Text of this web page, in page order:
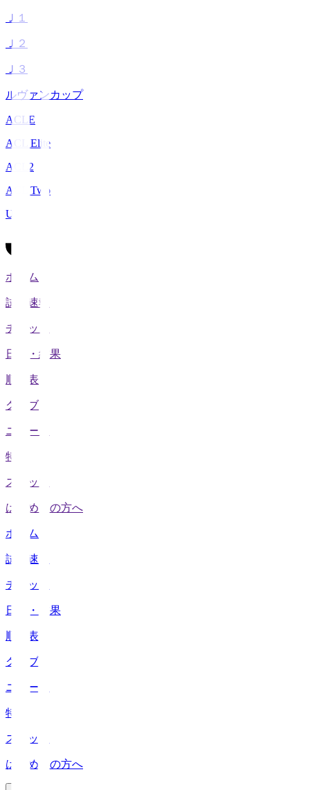
Ｊ１
Ｊ２
Ｊ３
ルヴァンカップ
ACLE
ACL Elite
ACL2
ACL Two
U-21
ホーム
試合速報
チケット
日程・結果
順位表
クラブ
ニュース
特集
スタッツ
はじめての方へ
ホーム
試合速報
チケット
日程・結果
順位表
クラブ
ニュース
特集
スタッツ
はじめての方へ